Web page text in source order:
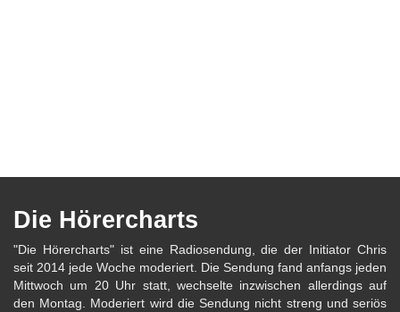
Die Hörercharts
"Die Hörercharts" ist eine Radiosendung, die der Initiator Chris
seit 2014 jede Woche moderiert. Die Sendung fand anfangs jeden
Mittwoch um 20 Uhr statt, wechselte inzwischen allerdings auf
den Montag. Moderiert wird die Sendung nicht streng und seriös